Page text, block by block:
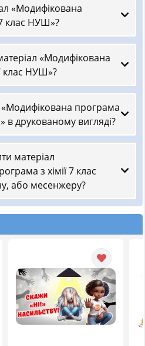
«Модифікована
клас НУШ»?
«Модифікована
клас НУШ»?
програма
в друкованому вигляді?
матеріал
з хімії 7 клас
або месенжеру?